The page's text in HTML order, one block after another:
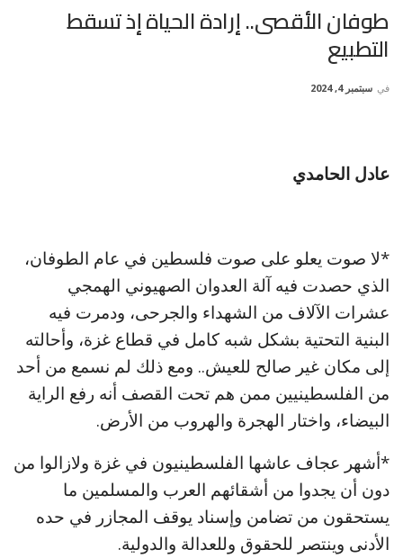
طوفان الأقصى.. إرادة الحياة إذ تسقط
التطبيع
في سبتمبر 4, 2024
عادل الحامدي
*لا صوت يعلو على صوت فلسطين في عام الطوفان،
الذي حصدت فيه آلة العدوان الصهيوني الهمجي
عشرات الآلاف من الشهداء والجرحى، ودمرت فيه
البنية التحتية بشكل شبه كامل في قطاع غزة، وأحالته
إلى مكان غير صالح للعيش.. ومع ذلك لم نسمع من أحد
من الفلسطينيين ممن هم تحت القصف أنه رفع الراية
البيضاء، واختار الهجرة والهروب من الأرض.
*أشهر عجاف عاشها الفلسطينيون في غزة ولازالوا من
دون أن يجدوا من أشقائهم العرب والمسلمين ما
يستحقون من تضامن وإسناد يوقف المجازر في حده
الأدنى وينتصر للحقوق وللعدالة والدولية.